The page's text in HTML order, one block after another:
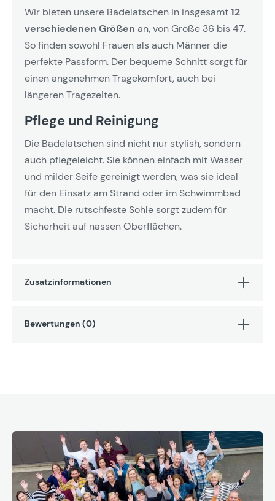
Wir bieten unsere Badelatschen in insgesamt12
verschiedenen Größen an, von Größe 36 bis 47.
So finden sowohl Frauen als auch Männer die
perfekte Passform. Der bequeme Schnitt sorgt für
einen angenehmen Tragekomfort, auch bei
längeren Tragezeiten.
Pflege und Reinigung
Die Badelatschen sind nicht nur stylish, sondern
auch pflegeleicht. Sie können einfach mit Wasser
und milder Seife gereinigt werden, was sie ideal
für den Einsatz am Strand oder im Schwimmbad
macht. Die rutschfeste Sohle sorgt zudem für
Sicherheit auf nassen Oberflächen.
Zusatzinformationen
Bewertungen (0)